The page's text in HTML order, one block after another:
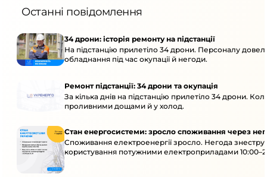
Останні повідомлення
34 дрони: історія ремонту на підстанції
На підстанцію прилетіло 34 дрони. Персоналу
обладнання під час окупації й негоди.
Ремонт підстанції: 34 дрони та окупація
За кілька днів на підстанцію прилетіло 34 дрони.
проливними дощами й у холод.
Стан енергосистеми: зросло споживання через
Споживання електроенергії зросло. Негода
користування потужними електроприладами